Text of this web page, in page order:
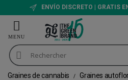
ENVÍO DISCRETO | GRATIS
Graines de cannabis Graines